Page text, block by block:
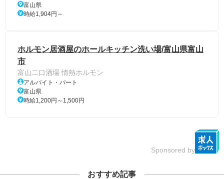
富山県
時給1,904円～
ホルモン居酒屋のホールキッチン洗い場/富山県富山
市
富山二口酒場 情熱ホルモン
アルバイト・パート
富山県
時給1,200円～1,500円
Sponsored by
おすすめ記事